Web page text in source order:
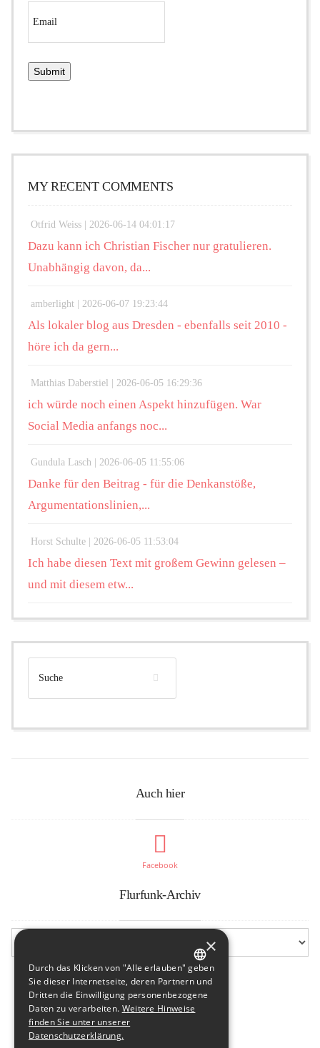
MY RECENT COMMENTS
Otfrid Weiss | 2026-06-14 04:01:17
Dazu kann ich Christian Fischer nur gratulieren.
Unabhängig davon, da...
amberlight | 2026-06-07 19:23:44
Als lokaler blog aus Dresden - ebenfalls seit 2010 -
höre ich da gern...
Matthias Daberstiel | 2026-06-05 16:29:36
ich würde noch einen Aspekt hinzufügen. War
Social Media anfangs noc...
Gundula Lasch | 2026-06-05 11:55:06
Danke für den Beitrag - für die Denkanstöße,
Argumentationslinien,...
Horst Schulte | 2026-06-05 11:53:04
Ich habe diesen Text mit großem Gewinn gelesen –
und mit diesem etw...
Auch hier
Facebook
Flurfunk-Archiv
GERMAN
ENGLISH
×
Durch das Klicken von "Alle erlauben" geben
Sie dieser Internetseite, deren Partnern und
Dritten die Einwilligung personenbezogene
Daten zu verarbeiten. Weitere Hinweise
finden Sie unter unserer
Datenschutzerklärung.